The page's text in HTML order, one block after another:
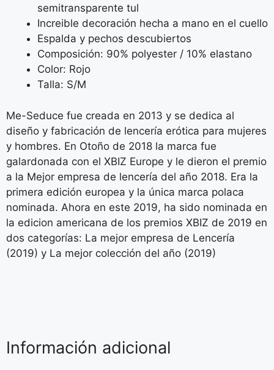
semitransparente tul
Increible decoración hecha a mano en el cuello
Espalda y pechos descubiertos
Composición: 90% polyester / 10% elastano
Color: Rojo
Talla: S/M
Me-Seduce fue creada en 2013 y se dedica al
diseño y fabricación de lencería erótica para mujeres
y hombres. En Otoño de 2018 la marca fue
galardonada con el XBIZ Europe y le dieron el premio
a la Mejor empresa de lencería del año 2018. Era la
primera edición europea y la única marca polaca
nominada. Ahora en este 2019, ha sido nominada en
la edicion americana de los premios XBIZ de 2019 en
dos categorías: La mejor empresa de Lencería
(2019) y La mejor colección del año (2019)
Información adicional